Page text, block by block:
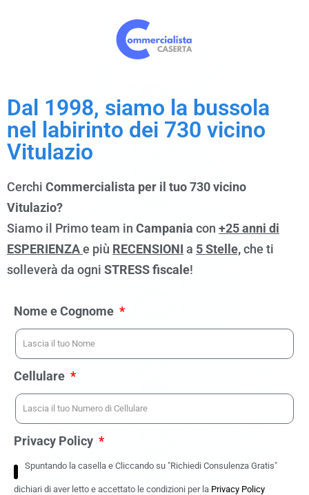
Dal 1998, siamo la bussola
nel labirinto dei 730 vicino
Vitulazio
Cerchi Commercialista per il tuo 730 vicino
Vitulazio?
Siamo il Primo team in Campania con +25 anni di
ESPERIENZAe più RECENSIONI a 5 Stelle,che ti
solleverà da ogni STRESS fiscale!
Nome e Cognome
Cellulare
Privacy Policy
Spuntando la casella e Cliccando su "Richiedi Consulenza Gratis"
dichiari di aver letto e accettato le condizioni per la Privacy Policy